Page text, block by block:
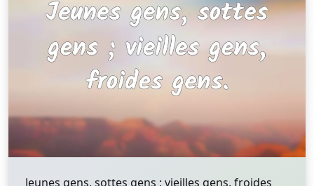
Jeunes gens, sottes gens ; vieilles gens, froides